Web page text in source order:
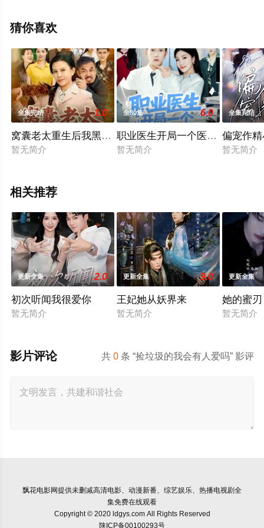
费观看，更多剧情信息可移步至豆瓣电视剧、电视猫或剧
猜你喜欢
全集完结 1.0
窝囊老太重生后我黑化了
暂无简介
全80集 6.0
职业医生开局一个医疗修改器
暂无简介
全集完结
偏宠作
暂无简介
相关推荐
更新全集 2.0
初次听闻我很爱你
暂无简介
更新全集 9.0
王妃她从妖界来
暂无简介
更新全集
她的蜜刃
暂无简介
共0 条 “捡垃圾的我会有人爱吗” 影评
影片评论
飘花电影网提供未删减高清电影、动漫新番、综艺娱乐、热播电视剧全
集免费在线观看
Copyright © 2020 ldgys.com All Rights Reserved
陕ICP备00100293号